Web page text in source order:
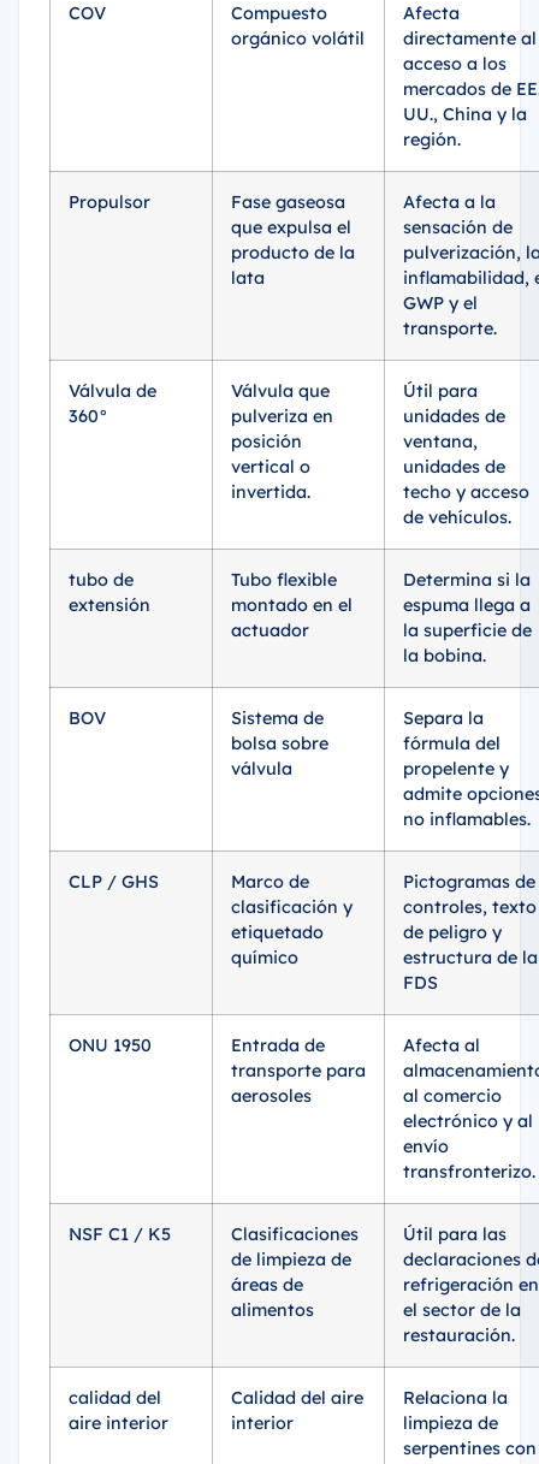
COV
Compuesto
orgánico volátil
Afecta
directamente al
acceso a los
mercados de
UU., China y la
región.
Propulsor
Fase gaseosa
que expulsa el
producto de la
lata
Afecta a la
sensación de
pulverización,
inflamabilidad,
GWP y el
transporte.
Válvula de
360°
Válvula que
pulveriza en
posición
vertical o
invertida.
Útil para
unidades de
ventana,
unidades de
techo y acceso
de vehículos.
tubo de
extensión
Tubo flexible
montado en el
actuador
Determina si la
espuma llega a
la superficie de
la bobina.
BOV
Sistema de
bolsa sobre
válvula
Separa la
fórmula del
propelente y
admite
no inflamables.
CLP / GHS
Marco de
clasificación y
etiquetado
químico
Pictogramas de
controles, texto
de peligro y
estructura de la
FDS
ONU 1950
Entrada de
transporte para
aerosoles
Afecta al
al comercio
electrónico y al
envío
transfronterizo.
NSF C1 / K5
Clasificaciones
de limpieza de
áreas de
alimentos
Útil para las
declaraciones
refrigeración en
el sector de la
restauración.
calidad del
aire interior
Calidad del aire
interior
Relaciona la
limpieza de
serpentines con